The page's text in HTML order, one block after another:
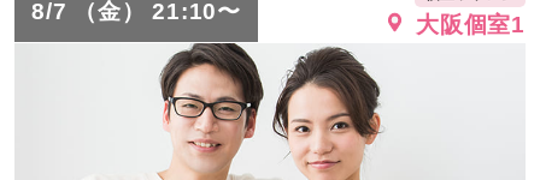
8/7 （金） 21:10〜 大阪個室1